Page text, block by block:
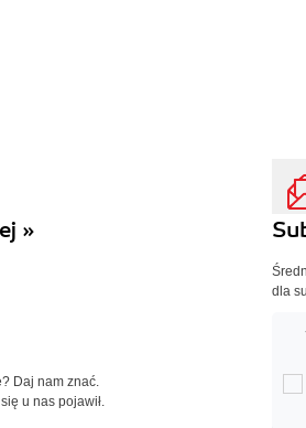
»
Daj nam znać.
u nas pojawił.
dla